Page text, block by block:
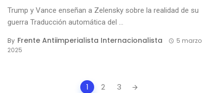
Trump y Vance enseñan a Zelensky sobre la realidad de su
guerra Traducción automática del ...
By Frente Antiimperialista Internacionalista
5 marzo
2025
1 2 3